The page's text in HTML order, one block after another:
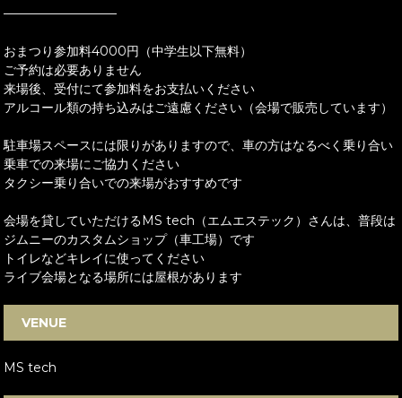
—————————
おまつり参加料4000円（中学生以下無料）
ご予約は必要ありません
来場後、受付にて参加料をお支払いください
アルコール類の持ち込みはご遠慮ください（会場で販売しています）
駐車場スペースには限りがありますので、車の方はなるべく乗り合い
乗車での来場にご協力ください
タクシー乗り合いでの来場がおすすめです
会場を貸していただけるMS tech（エムエステック）さんは、普段は
ジムニーのカスタムショップ（車工場）です
トイレなどキレイに使ってください
ライブ会場となる場所には屋根があります
VENUE
MS tech